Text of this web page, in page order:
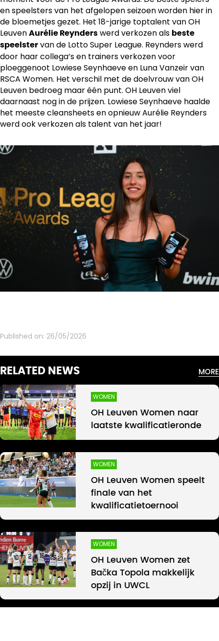
en speelsters van het afgelopen seizoen worden hier in
de bloemetjes gezet. Het 18-jarige toptalent van OH
Leuven Aurélie Reynders werd verkozen als beste
speelster van de Lotto Super League. Reynders werd
door haar collega’s en trainers verkozen voor
ploeggenoot Lowiese Seynhaeve en Luna Vanzeir van
RSCA Women. Het verschil met de doelvrouw van OH
Leuven bedroeg maar één punt. OH Leuven viel
daarnaast nog in de prijzen. Lowiese Seynhaeve haalde
het meeste cleansheets en opnieuw Aurélie Reynders
werd ook verkozen als talent van het jaar!
Published on: 26/05/2026
RELATED NEWS MORE
WOMEN
OH Leuven Women naar
laatste kwalificatieronde
WOMEN
OH Leuven Women speelt
finale van het
kwalificatietoernooi
WOMEN
OH Leuven Women zet
Bačka Topola makkelijk
opzij in UWCL